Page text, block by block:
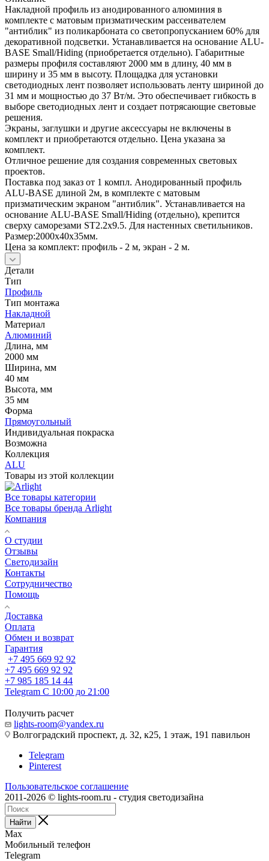
Накладной профиль из анодированного алюминия в
комплекте с матовым призматическим рассеивателем
"антиблик" из поликарбоната со светопропусканием 60% для
декоративной подсветки. Устанавливается на основание ALU-
BASE Small/Hiding (приобретается отдельно). Габаритные
размеры профиля составляют 2000 мм в длину, 40 мм в
ширину и 35 мм в высоту. Площадка для установки
светодиодных лент позволяет использовать ленту шириной до
31 мм и мощностью до 37 Вт/м. Это обеспечивает гибкость в
выборе светодиодных лент и создает потрясающие световые
решения.
Экраны, заглушки и другие аксессуары не включены в
комплект и приобретаются отдельно. Цена указана за
комплект.
Отличное решение для создания современных световых
проектов.
Поставка под заказ от 1 компл. Анодированный профиль
ALU-BASE длиной 2м, в комплекте с матовым
призматическим экраном "антиблик". Устанавливается на
основание ALU-BASE Small/Hiding (отдельно), крепится
сверху саморезами ST2.2x9.5. Для настенных светильников.
Размер:2000х40х35мм.
Цена за комплект: профиль - 2 м, экран - 2 м.
Детали
Тип
Профиль
Тип монтажа
Накладной
Материал
Алюминий
Длина, мм
2000 мм
Ширина, мм
40 мм
Высота, мм
35 мм
Форма
Прямоугольный
Индивидуальная покраска
Возможна
Коллекция
ALU
Товары из этой коллекции
Все товары категории
Все товары бренда Arlight
Компания
О студии
Отзывы
Светодизайн
Контакты
Сотрудничество
Помощь
Доставка
Оплата
Обмен и возврат
Гарантия
+7 495 669 92 92
+7 495 669 92 92
+7 985 185 14 44
Telegram С 10:00 до 21:00
Получить расчет
lights-room@yandex.ru
Волгоградский проспект, д. 32, к25, 1 этаж, 191 павильон
Telegram
Pinterest
Пользовательское соглашение
2011-2026 © lights-room.ru - студия светодизайна
Найти
Max
Мобильный телефон
Telegram